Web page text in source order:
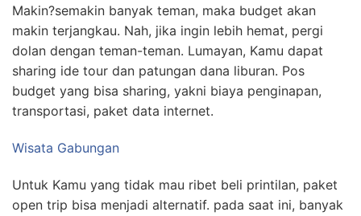
Makin?semakin banyak teman, maka budget akan
makin terjangkau. Nah, jika ingin lebih hemat, pergi
dolan dengan teman-teman. Lumayan, Kamu dapat
sharing ide tour dan patungan dana liburan. Pos
budget yang bisa sharing, yakni biaya penginapan,
transportasi, paket data internet.
Wisata Gabungan
Untuk Kamu yang tidak mau ribet beli printilan, paket
open trip bisa menjadi alternatif. pada saat ini, banyak